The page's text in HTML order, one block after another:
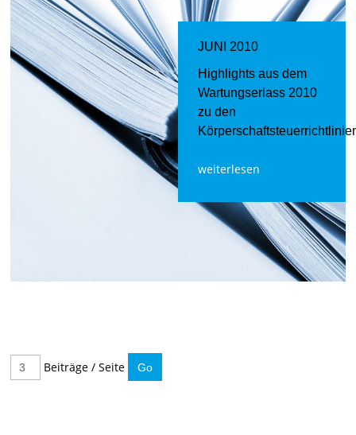
JUNI 2010
Highlights aus dem
Wartungserlass 2010
zu den
weiterlesen
Beiträge / Seite